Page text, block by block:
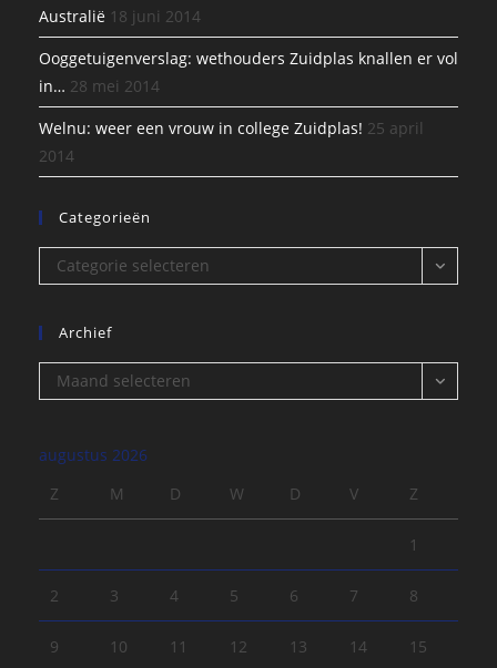
Australië 18 juni 2014
Ooggetuigenverslag: wethouders Zuidplas knallen er vol
in… 28 mei 2014
Welnu: weer een vrouw in college Zuidplas! 25 april
2014
Categorieën
Categorieën
Categorie selecteren
Archief
Archief
Maand selecteren
augustus 2026
Z
M D W D V Z
1
2 3 4 5 6 7 8
9 10 11 12 13 14 15